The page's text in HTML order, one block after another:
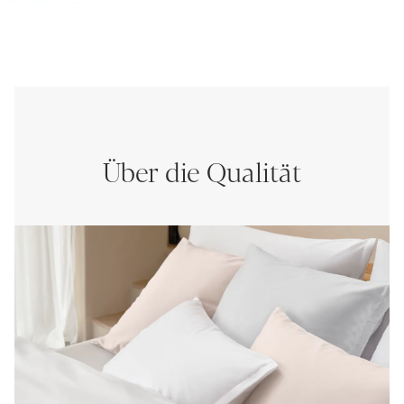
Über die Qualität